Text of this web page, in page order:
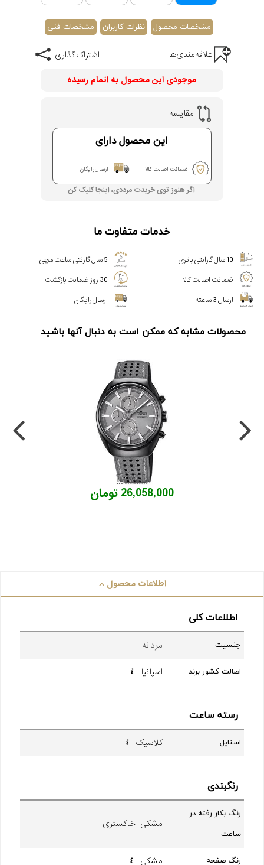
کوارتز
مقاوم در برابر آب تا 100 متر (غواصی کم عمق)
اصالت کشور اسپانیا
گارانتی مادام العمر اصالت کالا
مشخصات محصول نظرات کاربران مشخصات فنی
اشتراک گذاری
علاقه‌مندی‌ها
موجودی این محصول به اتمام رسیده
مقایسه
این محصول دارای
ضمانت اصالت کالا ارسال رایگان
اگر هنوز توی خریدت مرددی، اینجا کلیک کن
خدمات متفاوت ما
10 سال گارانتی باتری
5 سال گارنتی ساعت مچی
ضمانت اصالت کالا
30 روز ضمانت بازگشت
ارسال 3 ساعته
ارسال رایگان
محصولات مشابه که ممکن است به دنبال آنها باشید
26,058,000 تومان
اطلاعات محصول
اطلاعات کلی
جنسیت مردانه
اصالت کشور برند اسپانیا
رسته ساعت
استایل کلاسیک
رنگبندی
رنگ بکار رفته در
ساعت
مشکی خاکستری
رنگ صفحه مشکی